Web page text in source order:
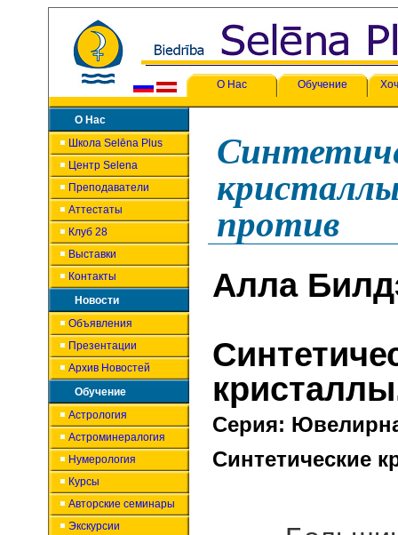
О Нас Обучение
О Нас
Школа Selēna Plus
Центр Selena
Преподаватели
Аттестаты
Клуб 28
Выставки
Контакты
Новости
Объявления
Презентации
Архив Новостей
Обучение
Астрология
Астроминералогия
Нумерология
Курсы
Авторские семинары
Экскурсии
против
Алла
Серия:
Синтетические